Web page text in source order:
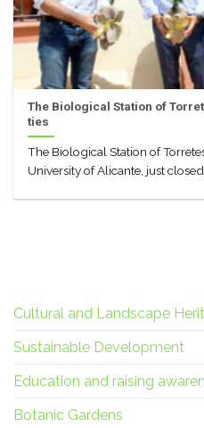
The Biological Station of
ties
The Biological Station of
University of Alicante, just closed
Cultural and Landscape
Sustainable Development
Education and raising
Botanic Gardens